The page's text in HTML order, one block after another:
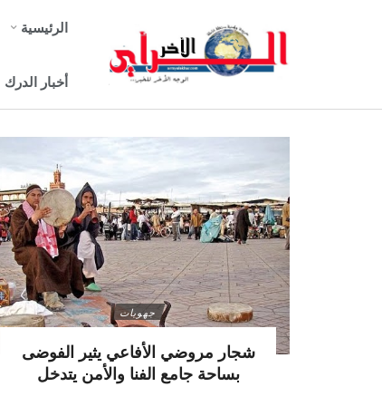
الرئيسية
أخبار الدرك
جهويات
شجار مروضي الأفاعي يثير الفوضى
بساحة جامع الفنا والأمن يتدخل